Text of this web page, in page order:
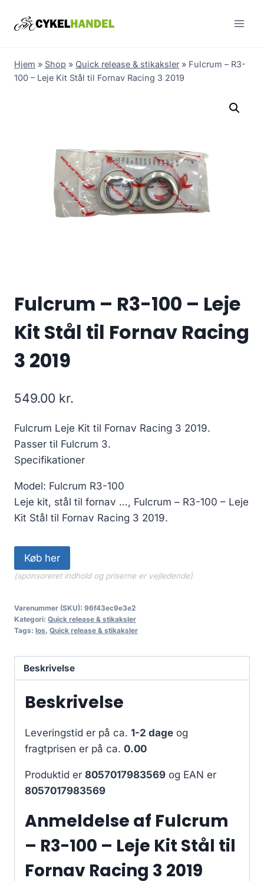
Hjem » Shop » Quick release & stikaksler » Fulcrum – R3-
100 – Leje Kit Stål til Fornav Racing 3 2019
Fulcrum – R3-100 – Leje
Kit Stål til Fornav Racing
3 2019
549.00 kr.
Fulcrum Leje Kit til Fornav Racing 3 2019.
Passer til Fulcrum 3.
Specifikationer
Model: Fulcrum R3-100
Leje kit, stål til fornav …, Fulcrum – R3-100 – Leje
Kit Stål til Fornav Racing 3 2019.
Køb her
(sponsoreret indhold og priserne er vejledende)
Varenummer (SKU): 96f43ec9e3e2
Kategori: Quick release & stikaksler
Tags: los, Quick release & stikaksler
Beskrivelse
Beskrivelse
Leveringstid er på ca. 1-2 dage og
fragtprisen er på ca. 0.00
Produktid er 8057017983569 og EAN er
8057017983569
Anmeldelse af Fulcrum
– R3-100 – Leje Kit Stål til
Fornav Racing 3 2019